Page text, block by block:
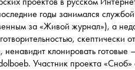
годы занимался
за «Живой журнал»), а
скептически
ненавидит клонировать
Участник проекта